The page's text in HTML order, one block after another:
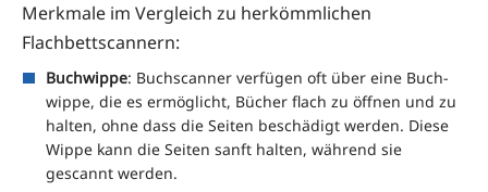
Merk­ma­le im Ver­gleich zu her­kömm­li­chen
Flachbettscannern:
Buch­wip­pe: Buch­scan­ner ver­fü­gen oft über eine Buch­
wip­pe, die es ermög­licht, Bücher flach zu öff­nen und zu
hal­ten, ohne dass die Sei­ten beschä­digt wer­den. Die­se
Wip­pe kann die Sei­ten sanft hal­ten, wäh­rend sie
gescannt werden.